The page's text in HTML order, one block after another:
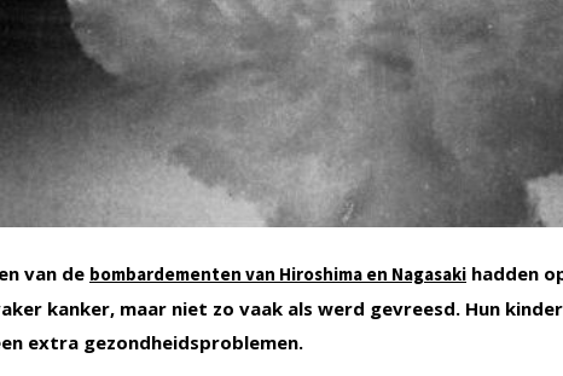
van de bombardementen van Hiroshima en Nagasaki hadden
kanker, maar niet zo vaak als werd gevreesd. Hun
extra gezondheidsproblemen.